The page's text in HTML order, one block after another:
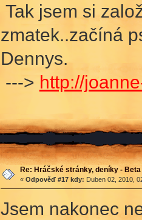
Tak jsem si
zmatek..začíná
Dennys.
---> http://
Re: Hráčské stránky, deníky - Beta
« Odpověď #17 kdy: Duben 02, 2010,
Jsem nakonec